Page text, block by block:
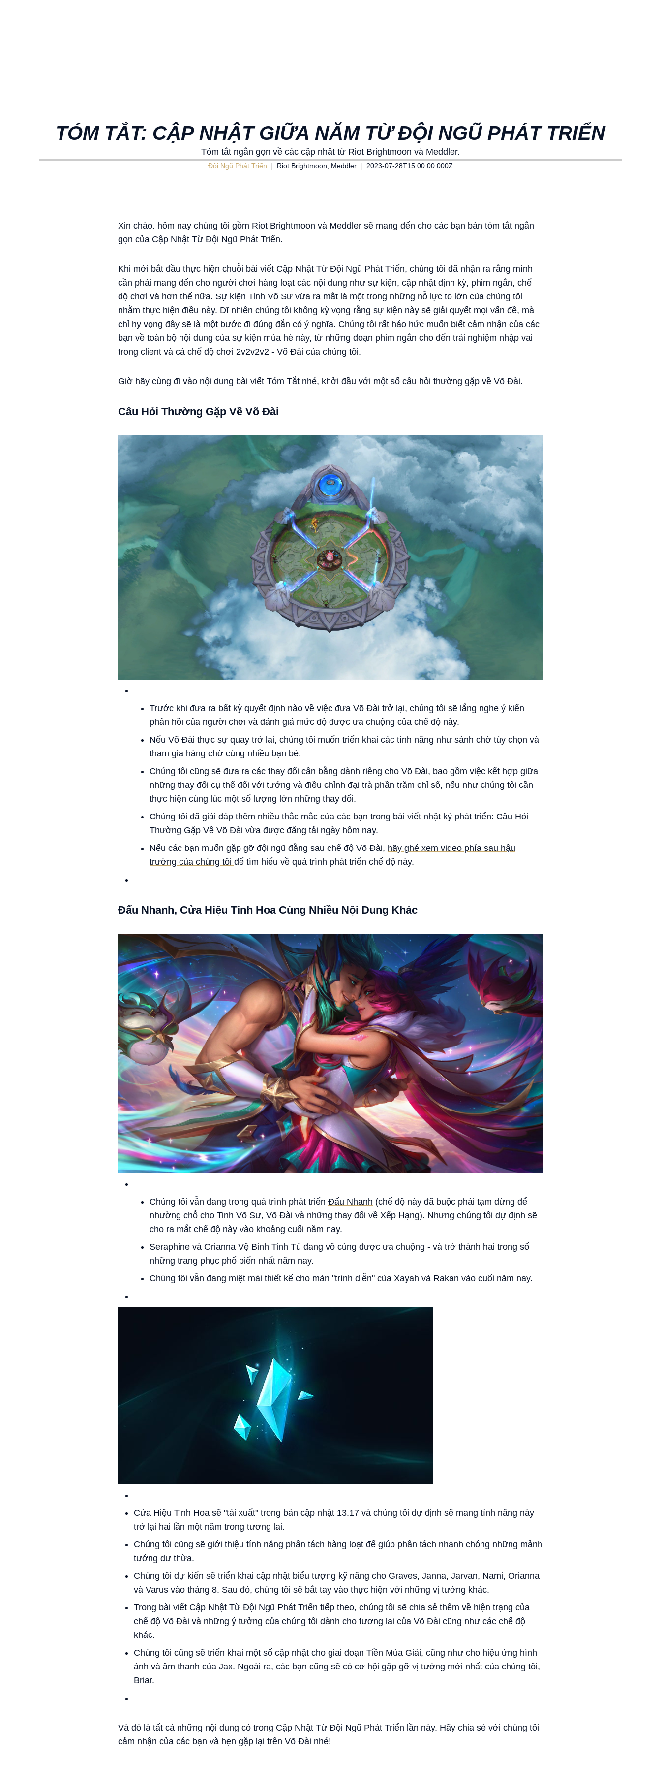
TÓM TẮT: CẬP NHẬT GIỮA NĂM TỪ ĐỘI NGŨ PHÁT TRIỂN
Tóm tắt ngắn gọn về các cập nhật từ Riot Brightmoon và Meddler.
Đội Ngũ Phát Triển Riot Brightmoon, Meddler 2023-07-28T15:00:00.000Z
Xin chào, hôm nay chúng tôi gồm Riot Brightmoon và Meddler sẽ mang đến cho các bạn bản tóm tắt ngắn
gọn của Cập Nhật Từ Đội Ngũ Phát Triển.
Khi mới bắt đầu thực hiện chuỗi bài viết Cập Nhật Từ Đội Ngũ Phát Triển, chúng tôi đã nhận ra rằng mình
cần phải mang đến cho người chơi hàng loạt các nội dung như sự kiện, cập nhật định kỳ, phim ngắn, chế
độ chơi và hơn thế nữa. Sự kiện Tinh Võ Sư vừa ra mắt là một trong những nỗ lực to lớn của chúng tôi
nhằm thực hiện điều này. Dĩ nhiên chúng tôi không kỳ vọng rằng sự kiện này sẽ giải quyết mọi vấn đề, mà
chỉ hy vọng đây sẽ là một bước đi đúng đắn có ý nghĩa. Chúng tôi rất háo hức muốn biết cảm nhận của các
bạn về toàn bộ nội dung của sự kiện mùa hè này, từ những đoạn phim ngắn cho đến trải nghiệm nhập vai
trong client và cả chế độ chơi 2v2v2v2 - Võ Đài của chúng tôi.
Giờ hãy cùng đi vào nội dung bài viết Tóm Tắt nhé, khởi đầu với một số câu hỏi thường gặp về Võ Đài.
Câu Hỏi Thường Gặp Về Võ Đài
Trước khi đưa ra bất kỳ quyết định nào về việc đưa Võ Đài trở lại, chúng tôi sẽ lắng nghe ý kiến
phản hồi của người chơi và đánh giá mức độ được ưa chuộng của chế độ này.
Nếu Võ Đài thực sự quay trở lại, chúng tôi muốn triển khai các tính năng như sảnh chờ tùy chọn và
tham gia hàng chờ cùng nhiều bạn bè.
Chúng tôi cũng sẽ đưa ra các thay đổi cân bằng dành riêng cho Võ Đài, bao gồm việc kết hợp giữa
những thay đổi cụ thể đối với tướng và điều chỉnh đại trà phần trăm chỉ số, nếu như chúng tôi cần
thực hiện cùng lúc một số lượng lớn những thay đổi.
Chúng tôi đã giải đáp thêm nhiều thắc mắc của các bạn trong bài viết nhật ký phát triển: Câu Hỏi
Thường Gặp Về Võ Đài vừa được đăng tải ngày hôm nay.
Nếu các bạn muốn gặp gỡ đội ngũ đằng sau chế độ Võ Đài, hãy ghé xem video phía sau hậu
trường của chúng tôi để tìm hiểu về quá trình phát triển chế độ này.
Đấu Nhanh, Cửa Hiệu Tinh Hoa Cùng Nhiều Nội Dung Khác
Chúng tôi vẫn đang trong quá trình phát triển Đấu Nhanh (chế độ này đã buộc phải tạm dừng để
nhường chỗ cho Tinh Võ Sư, Võ Đài và những thay đổi về Xếp Hạng). Nhưng chúng tôi dự định sẽ
cho ra mắt chế độ này vào khoảng cuối năm nay.
Seraphine và Orianna Vệ Binh Tinh Tú đang vô cùng được ưa chuộng - và trở thành hai trong số
những trang phục phổ biến nhất năm nay.
Chúng tôi vẫn đang miệt mài thiết kế cho màn "trình diễn" của Xayah và Rakan vào cuối năm nay.
Cửa Hiệu Tinh Hoa sẽ "tái xuất" trong bản cập nhật 13.17 và chúng tôi dự định sẽ mang tính năng này
trở lại hai lần một năm trong tương lai.
Chúng tôi cũng sẽ giới thiệu tính năng phân tách hàng loạt để giúp phân tách nhanh chóng những mảnh
tướng dư thừa.
Chúng tôi dự kiến sẽ triển khai cập nhật biểu tượng kỹ năng cho Graves, Janna, Jarvan, Nami, Orianna
và Varus vào tháng 8. Sau đó, chúng tôi sẽ bắt tay vào thực hiện với những vị tướng khác.
Trong bài viết Cập Nhật Từ Đội Ngũ Phát Triển tiếp theo, chúng tôi sẽ chia sẻ thêm về hiện trạng của
chế độ Võ Đài và những ý tưởng của chúng tôi dành cho tương lai của Võ Đài cũng như các chế độ
khác.
Chúng tôi cũng sẽ triển khai một số cập nhật cho giai đoạn Tiền Mùa Giải, cũng như cho hiệu ứng hình
ảnh và âm thanh của Jax. Ngoài ra, các bạn cũng sẽ có cơ hội gặp gỡ vị tướng mới nhất của chúng tôi,
Briar.
Và đó là tất cả những nội dung có trong Cập Nhật Từ Đội Ngũ Phát Triển lần này. Hãy chia sẻ với chúng tôi
cảm nhận của các bạn và hẹn gặp lại trên Võ Đài nhé!